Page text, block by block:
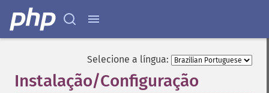
Selecione a língua:
Instalação/Configuração